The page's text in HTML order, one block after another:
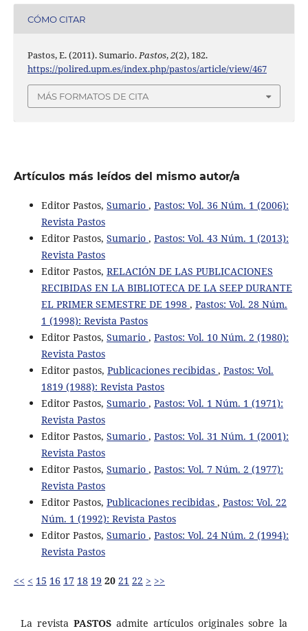
CÓMO CITAR
Pastos, E. (2011). Sumario. Pastos,2(2), 182.
https://polired.upm.es/index.php/pastos/article/view/467
MÁS FORMATOS DE CITA
Artículos más leídos del mismo autor/a
Editor Pastos, Sumario , Pastos: Vol. 36 Núm. 1 (2006):
Revista Pastos
Editor Pastos, Sumario , Pastos: Vol. 43 Núm. 1 (2013):
Revista Pastos
Editor Pastos, RELACIÓN DE LAS PUBLICACIONES
RECIBIDAS EN LA BIBLIOTECA DE LA SEEP DURANTE
EL PRIMER SEMESTRE DE 1998 , Pastos: Vol. 28 Núm.
1 (1998): Revista Pastos
Editor Pastos, Sumario , Pastos: Vol. 10 Núm. 2 (1980):
Revista Pastos
Editor pastos, Publicaciones recibidas , Pastos: Vol.
1819 (1988): Revista Pastos
Editor Pastos, Sumario , Pastos: Vol. 1 Núm. 1 (1971):
Revista Pastos
Editor Pastos, Sumario , Pastos: Vol. 31 Núm. 1 (2001):
Revista Pastos
Editor Pastos, Sumario , Pastos: Vol. 7 Núm. 2 (1977):
Revista Pastos
Editor Pastos, Publicaciones recibidas , Pastos: Vol. 22
Núm. 1 (1992): Revista Pastos
Editor Pastos, Sumario , Pastos: Vol. 24 Núm. 2 (1994):
Revista Pastos
<< < 15 16 17 18 19 20 21 22 > >>
La revista PASTOS admite artículos originales sobre la